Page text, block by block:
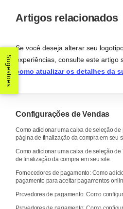
Artigos relacionados
Se você deseja alterar seu
experiências, consulte este artigo
como atualizar os detalhes da
Configurações de Vendas
Como adicionar uma caixa de seleção
página de finalização da compra em seu
Como adicionar uma caixa de seleção
de finalização da compra em seu site.
Fornecedores de pagamento: Como
pagamento para aceitar pagamentos
Provedores de pagamento: Como
Sugestões